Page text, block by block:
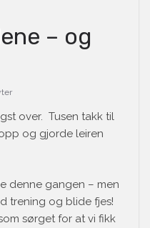
– og
over. Tusen takk til
og gjorde leiren
denne gangen – men
trening og blide fjes!
sørget for at vi fikk